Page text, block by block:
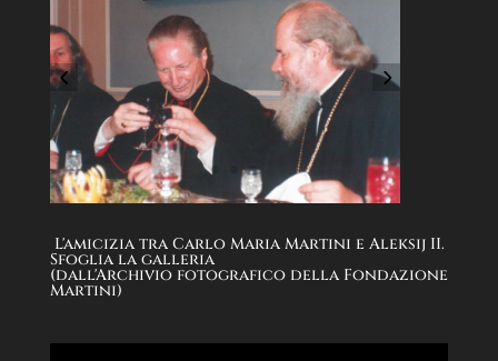
L'amicizia tra Carlo Maria Martini e Aleksij II.
Sfoglia la galleria
(dall'Archivio fotografico della Fondazione
Martini)